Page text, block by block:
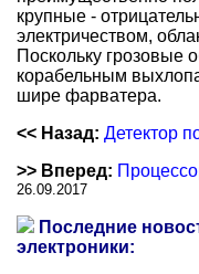
крупные -
электричеством,
Поскольку грозовые
корабельным
шире фарватера.
<< Назад: Детектор
>> Вперед:
26.09.2017
Последние
электроники: